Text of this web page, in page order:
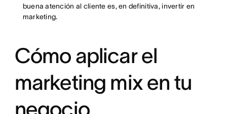
buena atención al cliente es, en definitiva, invertir en
marketing.
Cómo aplicar el
marketing mix en tu
negocio